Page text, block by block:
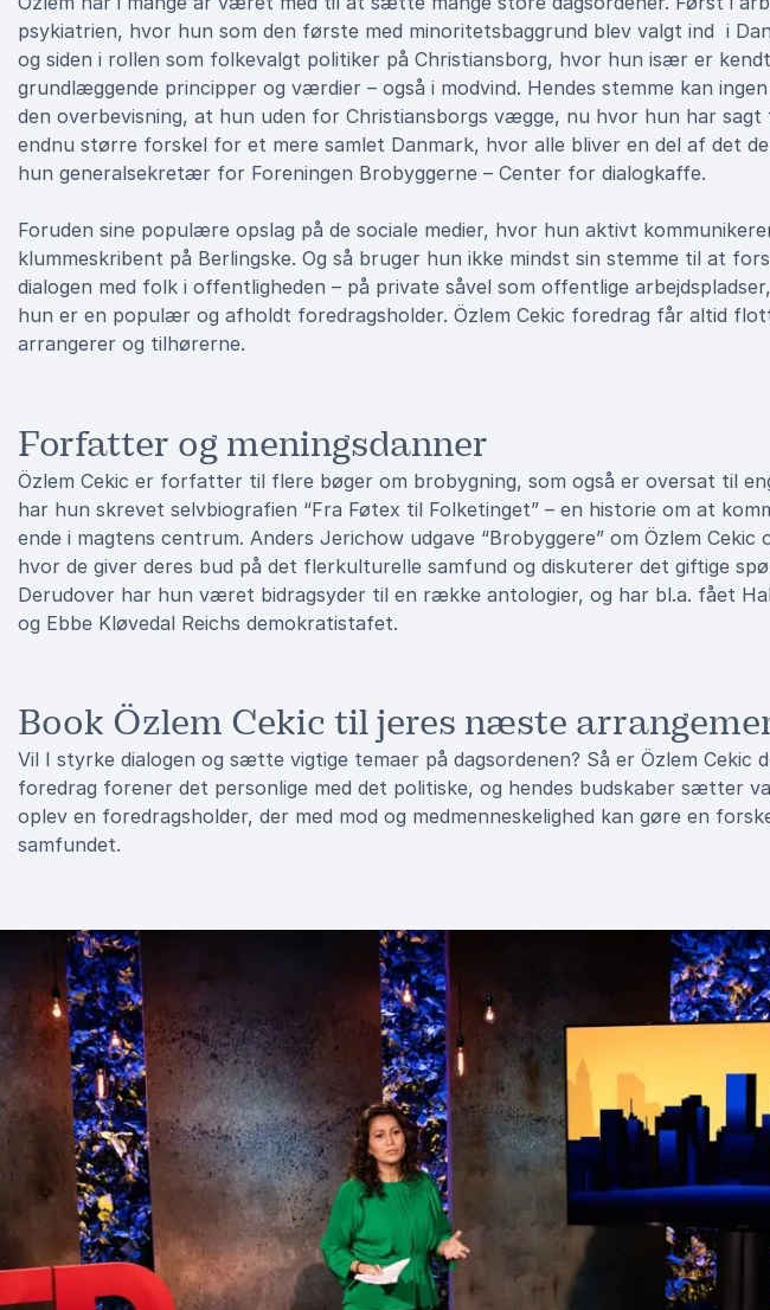
psykiatrien, hvor hun som den første med minoritetsbaggrund blev valgt ind i
og siden i rollen som folkevalgt politiker på Christiansborg, hvor hun især er
grundlæggende principper og værdier – også i modvind. Hendes stemme kan
den overbevisning, at hun uden for Christiansborgs vægge, nu hvor hun har
endnu større forskel for et mere samlet Danmark, hvor alle bliver en del af det
hun generalsekretær for Foreningen Brobyggerne – Center for dialogkaffe.
Foruden sine populære opslag på de sociale medier, hvor hun aktivt
klummeskribent på Berlingske. Og så bruger hun ikke mindst sin stemme til at
dialogen med folk i offentligheden – på private såvel som offentlige
hun er en populær og afholdt foredragsholder. Özlem Cekic foredrag får altid
arrangerer og tilhørerne.
Forfatter og meningsdanner
Özlem Cekic er forfatter til flere bøger om brobygning, som også er oversat til
har hun skrevet selvbiografien “Fra Føtex til Folketinget” – en historie om at
ende i magtens centrum. Anders Jerichow udgave “Brobyggere” om Özlem
hvor de giver deres bud på det flerkulturelle samfund og diskuterer det giftige
Derudover har hun været bidragsyder til en række antologier, og har bl.a. fået
og Ebbe Kløvedal Reichs demokratistafet.
Book Özlem Cekic til jeres næste
Vil I styrke dialogen og sætte vigtige temaer på dagsordenen? Så er Özlem Cekic
foredrag forener det personlige med det politiske, og hendes budskaber sætter
oplev en foredragsholder, der med mod og medmenneskelighed kan gøre en
samfundet.